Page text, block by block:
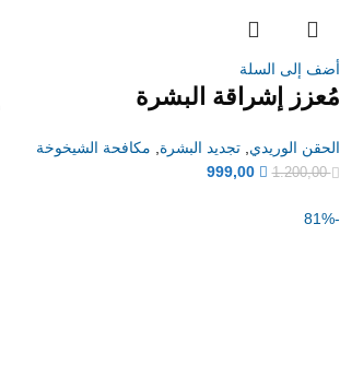
أضف إلى السلة
مُعزز إشراقة البشرة
الحقن الوريدي ,تجديد البشرة مكافحة الشيخوخة
1.200,00
999,00
-81%